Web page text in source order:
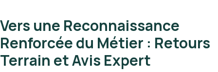
Vers une Reconnaissance
Renforcée du Métier : Retours
Terrain et Avis Expert